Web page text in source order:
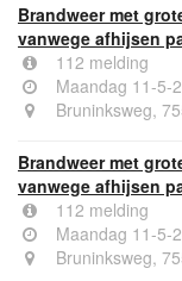
Brandweer met
vanwege afhijsen
112 melding
Maandag 11-5-
Bruninksweg,
Brandweer met
vanwege afhijsen
112 melding
Maandag 11-5-
Bruninksweg,